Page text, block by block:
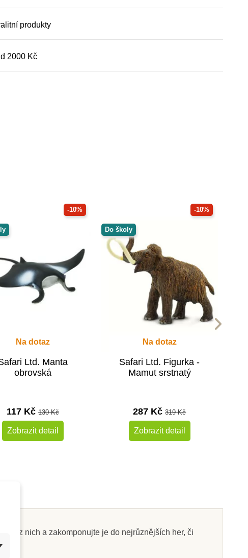
produkty
2000 Kč
-10%
Na dotaz
Ltd. Manta
obrovská
117 Kč130 Kč
Zobrazit detail
-10%
Do školy
Na dotaz
Safari Ltd. Figurka -
Mamut srstnatý
287 Kč319 Kč
Zobrazit detail
z nich a zakomponujte je do nejrůznějších her, či